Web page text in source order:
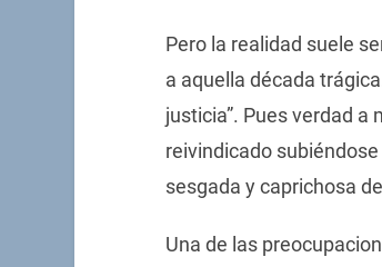
Pero la realidad suele
a aquella década
justicia”. Pues verdad
reivindicado
sesgada y caprichosa
Una de las